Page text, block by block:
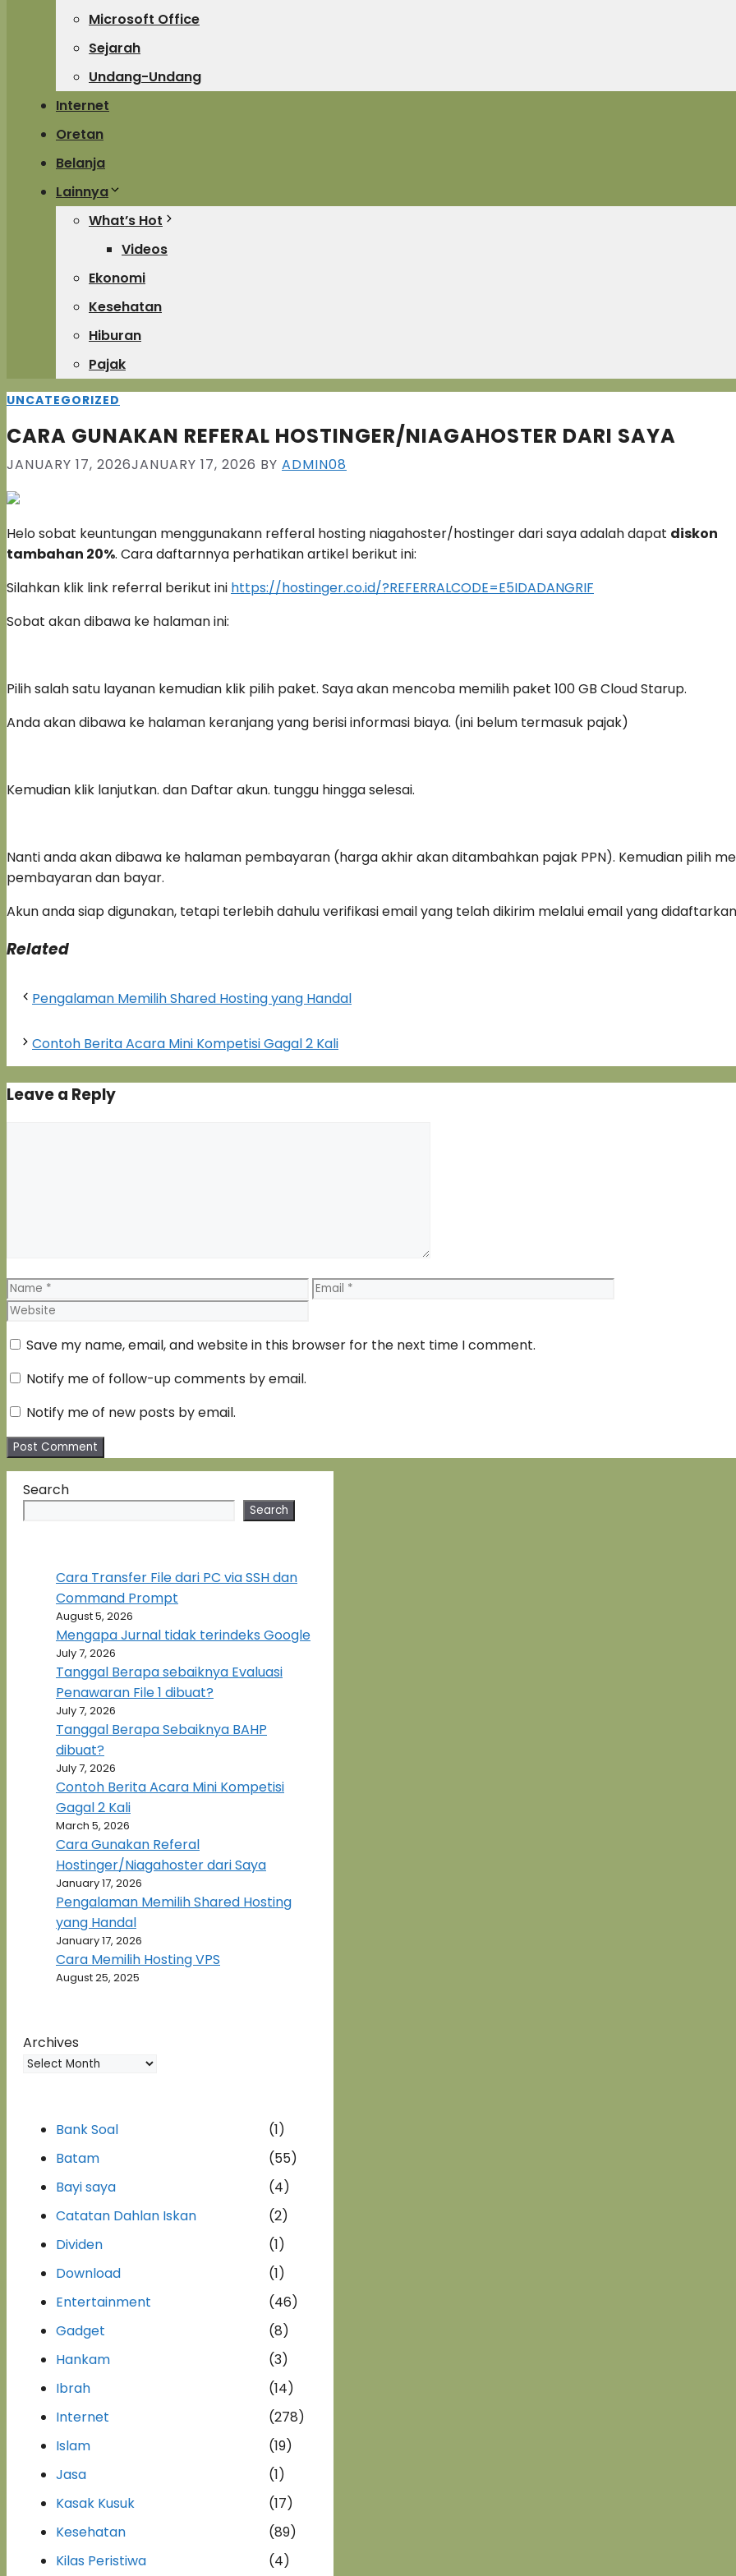
Microsoft Office
Sejarah
Undang-Undang
Internet
Oretan
Belanja
Lainnya
What’s Hot
Videos
Ekonomi
Kesehatan
Hiburan
Pajak
UNCATEGORIZED
CARA GUNAKAN REFERAL HOSTINGER/NIAGAHOSTER DARI SAYA
JANUARY 17, 2026JANUARY 17, 2026 BY ADMIN08
Helo sobat keuntungan menggunakann refferal hosting niagahoster/hostinger dari saya adalah dapat diskon
tambahan 20%. Cara daftarnnya perhatikan artikel berikut ini:
Silahkan klik link referral berikut ini https://hostinger.co.id/?REFERRALCODE=E5IDADANGRIF
Sobat akan dibawa ke halaman ini:
Pilih salah satu layanan kemudian klik pilih paket. Saya akan mencoba memilih paket 100 GB Cloud Starup.
Anda akan dibawa ke halaman keranjang yang berisi informasi biaya. (ini belum termasuk pajak)
Kemudian klik lanjutkan. dan Daftar akun. tunggu hingga selesai.
Nanti anda akan dibawa ke halaman pembayaran (harga akhir akan ditambahkan pajak PPN). Kemudian pilih
pembayaran dan bayar.
Akun anda siap digunakan, tetapi terlebih dahulu verifikasi email yang telah dikirim melalui email yang
Related
Pengalaman Memilih Shared Hosting yang Handal
Contoh Berita Acara Mini Kompetisi Gagal 2 Kali
Leave a Reply
Name Email
Save my name, email, and website in this browser for the next time I comment.
Notify me of follow-up comments by email.
Notify me of new posts by email.
Search
Search
Cara Transfer File dari PC via SSH dan
Command Prompt
August 5, 2026
Mengapa Jurnal tidak terindeks Google
July 7, 2026
Tanggal Berapa sebaiknya Evaluasi
Penawaran File 1 dibuat?
July 7, 2026
Tanggal Berapa Sebaiknya BAHP
dibuat?
July 7, 2026
Contoh Berita Acara Mini Kompetisi
Gagal 2 Kali
March 5, 2026
Cara Gunakan Referal
Hostinger/Niagahoster dari Saya
January 17, 2026
Pengalaman Memilih Shared Hosting
yang Handal
January 17, 2026
Cara Memilih Hosting VPS
August 25, 2025
Archives
Bank Soal
(1)
Batam
(55)
Bayi saya
(4)
Catatan Dahlan Iskan
(2)
Dividen
(1)
Download
(1)
Entertainment
(46)
Gadget
(8)
Hankam
(3)
Ibrah
(14)
Internet
(278)
Islam
(19)
Jasa
(1)
Kasak Kusuk
(17)
Kesehatan
(89)
Kilas Peristiwa
(4)